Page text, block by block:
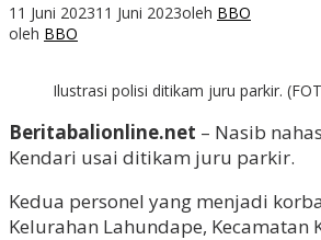
11 Juni 202311 Juni 2023oleh BBO
oleh BBO
Ilustrasi polisi ditikam juru parkir.
Beritabalionline.net – Nasib
Kendari usai ditikam juru parkir.
Kedua personel yang menjadi
Kelurahan Lahundape, Kecamatan